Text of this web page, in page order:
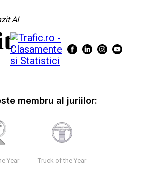
AI
membru al juriilor:
Year Truck of the Year